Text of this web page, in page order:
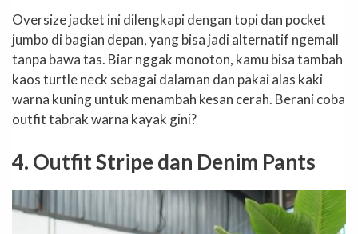
Oversize jacket ini dilengkapi dengan topi dan pocket
jumbo di bagian depan, yang bisa jadi alternatif ngemall
tanpa bawa tas. Biar nggak monoton, kamu bisa tambah
kaos turtle neck sebagai dalaman dan pakai alas kaki
warna kuning untuk menambah kesan cerah. Berani coba
outfit tabrak warna kayak gini?
4. Outfit Stripe dan Denim Pants